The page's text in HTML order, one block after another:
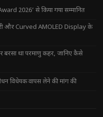
2026’ से किया गया सम्मानित
और Curved AMOLED Display के
बरसा था परमाणु कहर, जानिए कैसे
विधेयक वापस लेने की मांग की